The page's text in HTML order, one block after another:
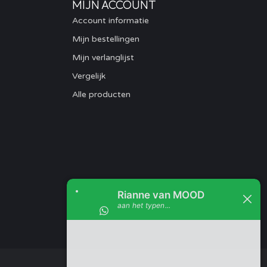
MIJN ACCOUNT
Account informatie
Mijn bestellingen
Mijn verlanglijst
Vergelijk
Alle producten